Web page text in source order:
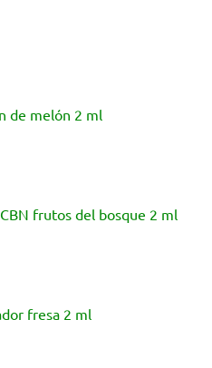
de melón 2 ml
frutos del bosque 2 ml
fresa 2 ml